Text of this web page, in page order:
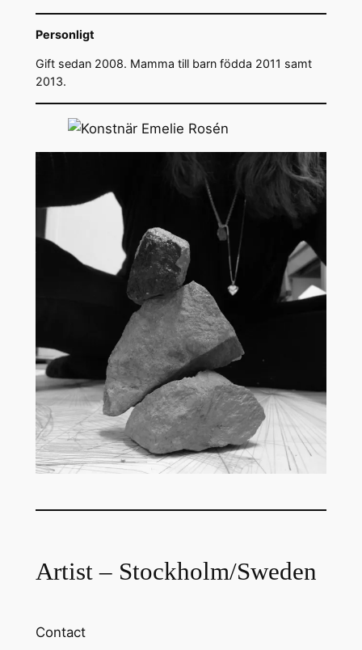
Personligt
Gift sedan 2008. Mamma till barn födda 2011 samt
2013.
Artist – Stockholm/Sweden
Contact